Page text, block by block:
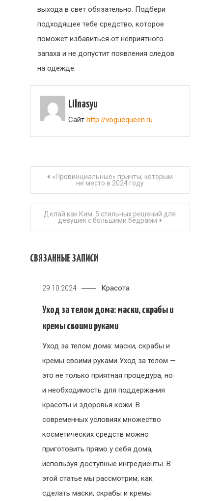
выхода в свет обязательно. Подбери
подходящее тебе средство, которое
поможет избавиться от неприятного
запаха и не допустит появления следов
на одежде.
Lilnasyu
Сайт http://voguequeen.ru
Навигация
записям
«Провинциальные» принты, которым
не место в 2024 году
Делай как Ким: 5 стильных решений для
девушек с большими бедрами
СВЯЗАННЫЕ ЗАПИСИ
29.10.2024 Красота
Уход за телом дома: маски, скрабы и
кремы своими руками
Уход за телом дома: маски, скрабы и
кремы своими руками Уход за телом —
это не только приятная процедура, но
и необходимость для поддержания
красоты и здоровья кожи. В
современных условиях множество
косметических средств можно
приготовить прямо у себя дома,
используя доступные ингредиенты. В
этой статье мы рассмотрим, как
сделать маски, скрабы и кремы